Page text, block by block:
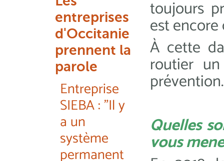
entreprises
d'Occitanie
prennent la
parole
Entreprise
SIEBA : "Il y
a un
système
permanent
toujours
est
À cette
routier
prévention.
Quelles
vous